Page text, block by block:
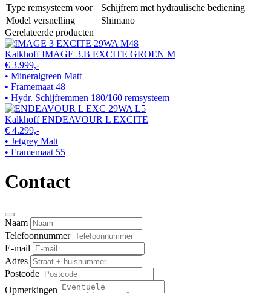
Type remsysteem voor
Schijfrem met hydraulische bediening
Model versnelling
Shimano
Gerelateerde producten
Kalkhoff IMAGE 3.B EXCITE GROEN M
€ 3.999,-
• Mineralgreen Matt
• Framemaat 48
• Hydr. Schijfremmen 180/160 remsysteem
Kalkhoff ENDEAVOUR L EXCITE
€ 4.299,-
• Jetgrey Matt
• Framemaat 55
Contact
Naam
Telefoonnummer
E-mail
Adres
Postcode
Opmerkingen